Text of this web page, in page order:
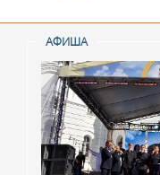
АФИША